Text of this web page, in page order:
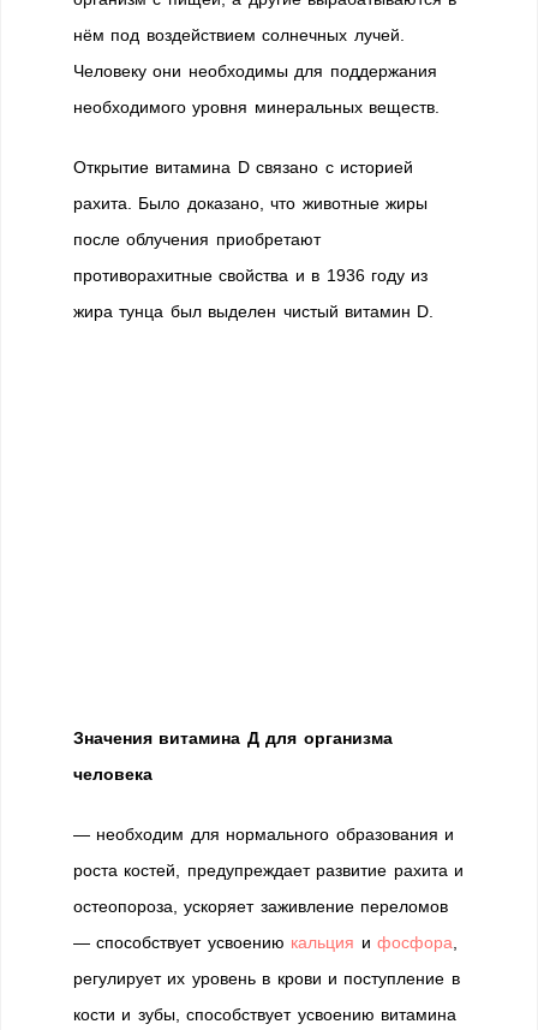
нём под воздействием солнечных лучей.
Человеку они необходимы для поддержания
необходимого уровня минеральных веществ.
Открытие витамина D связано с историей
рахита. Было доказано, что животные жиры
после облучения приобретают
противорахитные свойства и в 1936 году из
жира тунца был выделен чистый витамин D.
Значения витамина Д для организма
человека
— необходим для нормального образования и
роста костей, предупреждает развитие рахита и
остеопороза, ускоряет заживление переломов
— способствует усвоению кальция ифосфора
регулирует их уровень в крови и поступление в
кости и зубы, способствует усвоению витамина